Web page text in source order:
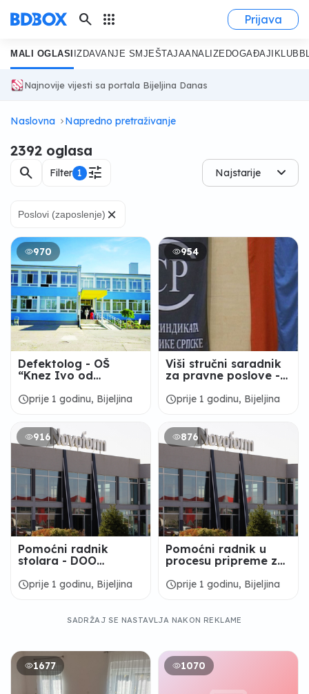
search apps Prijava
MALI OGLASI IZDAVANJE SMJEŠTAJAANALIZE DOGAĐAJI KLUB
Najnovije vijesti sa portala Bijeljina Danas
Naslovna Napredno pretraživanje
2392 oglasa
search Filter 1 tune Najstarije
Poslovi (zaposlenje) ×
970
Defektolog - OŠ
“Knez Ivo od
scheduleprije 1 godinu, Bijeljina
954
Viši stručni saradnik
za pravne poslove -
Bijeljina
scheduleprije 1 godinu, Bijeljina
916
Pomoćni radnik
stolara - DOO
scheduleprije 1 godinu, Bijeljina
876
Pomoćni radnik u
procesu pripreme za
"NOVOFORM" Bijeljina
scheduleprije 1 godinu, Bijeljina
SADRŽAJ SE NASTAVLJA NAKON REKLAME
1677 1070